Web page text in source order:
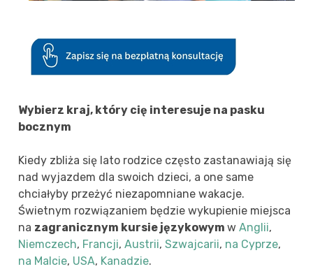
Wybierz kraj, który cię interesuje na pasku
bocznym
Kiedy zbliża się lato rodzice często zastanawiają się
nad wyjazdem dla swoich dzieci, a one same
chciałyby przeżyć niezapomniane wakacje.
Świetnym rozwiązaniem będzie wykupienie miejsca
na zagranicznym kursie językowymwAnglii,
Niemczech, Francji,Austrii,Szwajcarii, na Cyprze,
na Malcie, USA, Kanadzie.